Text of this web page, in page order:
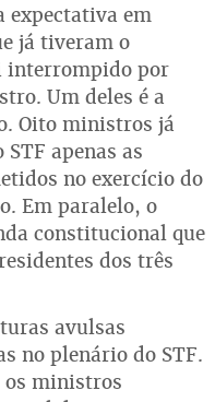
expectativa em
já tiveram o
interrompido por
Um deles é a
Oito ministros já
apenas as
no exercício do
Em paralelo, o
constitucional que
dos três
avulsas
no plenário do STF.
os ministros